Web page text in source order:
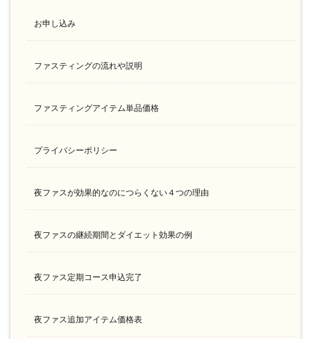
お申し込み
ファスティングの流れや説明
ファスティングアイテム単品価格
プライバシーポリシー
夜ファスが効果的なのにつらくない４つの理由
夜ファスの継続期間とダイエット効果の例
夜ファス定期コース申込完了
夜ファス追加アイテム価格表